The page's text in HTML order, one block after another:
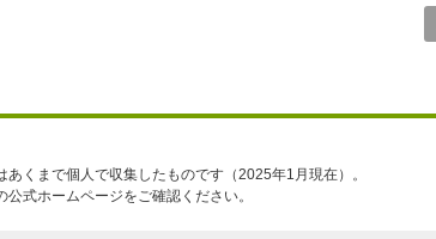
あくまで個人で収集したものです（2025年1月現在）。
公式ホームページをご確認ください。